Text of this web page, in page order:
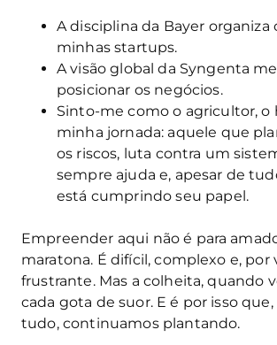
A disciplina da Bayer organiza
minhas startups.
A visão global da Syngenta
posicionar os negócios.
Sinto-me como o agricultor, o
minha jornada: aquele que
os riscos, luta contra um
sempre ajuda e, apesar de
está cumprindo seu papel.
Empreender aqui não é para
maratona. É difícil, complexo e, por
frustrante. Mas a colheita, quando
cada gota de suor. E é por isso que,
tudo, continuamos plantando.